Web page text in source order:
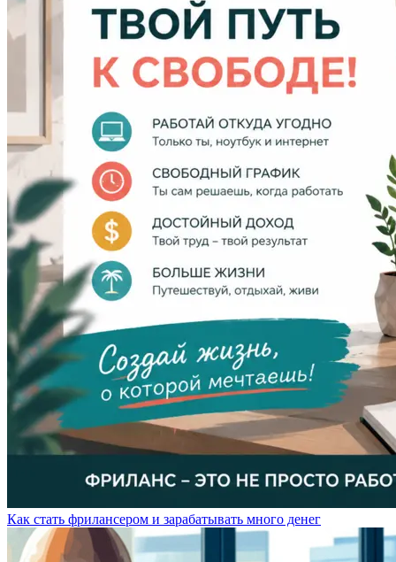
Как стать фрилансером и зарабатывать много денег